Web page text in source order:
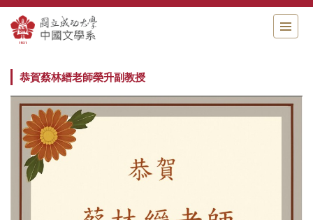
跳
到
主
內
容
區
恭賀蔡林縉老師榮升副教授